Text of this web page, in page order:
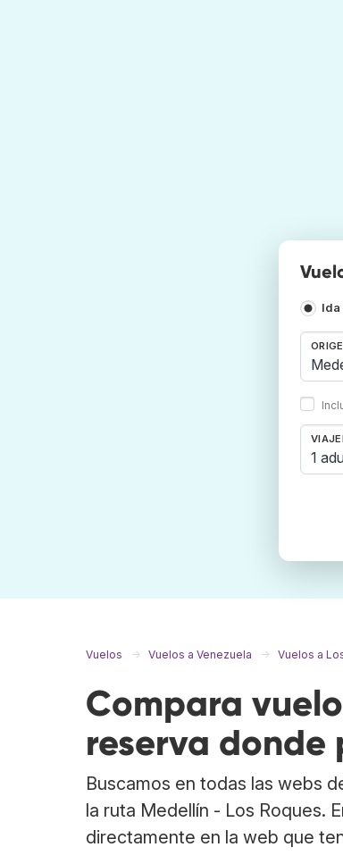
Ida
1
Vuelos Vuelos a Venezuela Vuelos a
Compara
reserva donde
Buscamos en todas las webs
la ruta Medellín - Los Roques.
directamente en la web que